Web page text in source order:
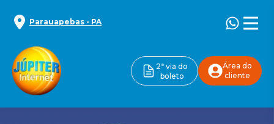
Parauapebas - PA
2ª via do
boleto
Área do
cliente